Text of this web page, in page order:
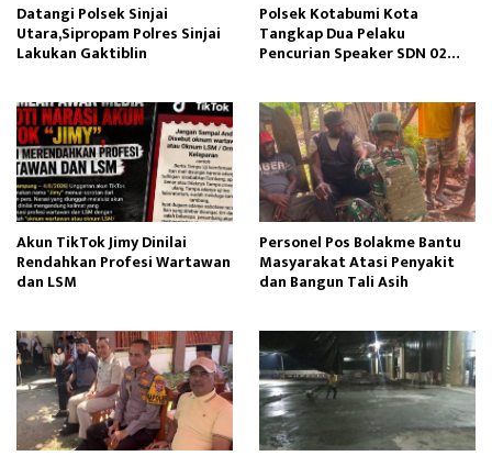
Datangi Polsek Sinjai
Utara,Sipropam Polres Sinjai
Lakukan Gaktiblin
Polsek Kotabumi Kota
Tangkap Dua Pelaku
Pencurian Speaker SDN 02
Akun TikTok Jimy Dinilai
Rendahkan Profesi Wartawan
dan LSM
Personel Pos Bolakme Bantu
Masyarakat Atasi Penyakit
dan Bangun Tali Asih